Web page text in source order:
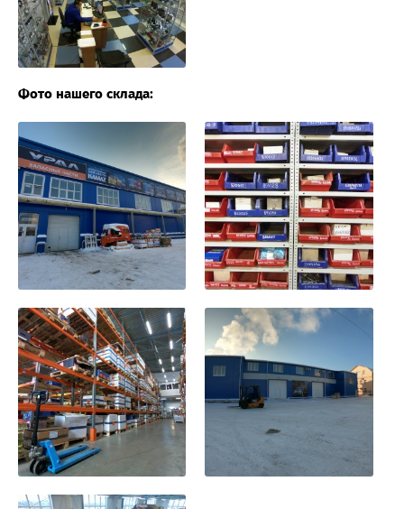
Фото нашего склада: